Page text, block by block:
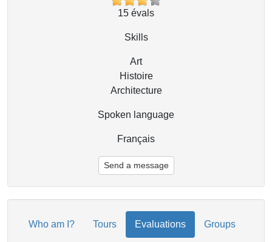
15 évals
Skills
Art
Histoire
Architecture
Spoken language
Français
Send a message
Who am I? Tours Evaluations Groups